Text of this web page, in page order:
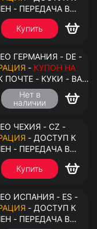
- ПЕРЕДАЧА В
Купить
ГЕРМАНИЯ - DE -
- КУПОН НА
ПОЧТЕ - КУКИ - ВАТ
Нет в
наличии
ЧЕХИЯ - CZ -
- ПЕРЕДАЧА В
Купить
ИСПАНИЯ - ES -
- ДОСТУП К
- ПЕРЕДАЧА В